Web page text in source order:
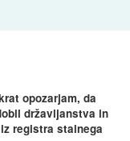
opozarjam, da
državljanstva in
registra stalnega